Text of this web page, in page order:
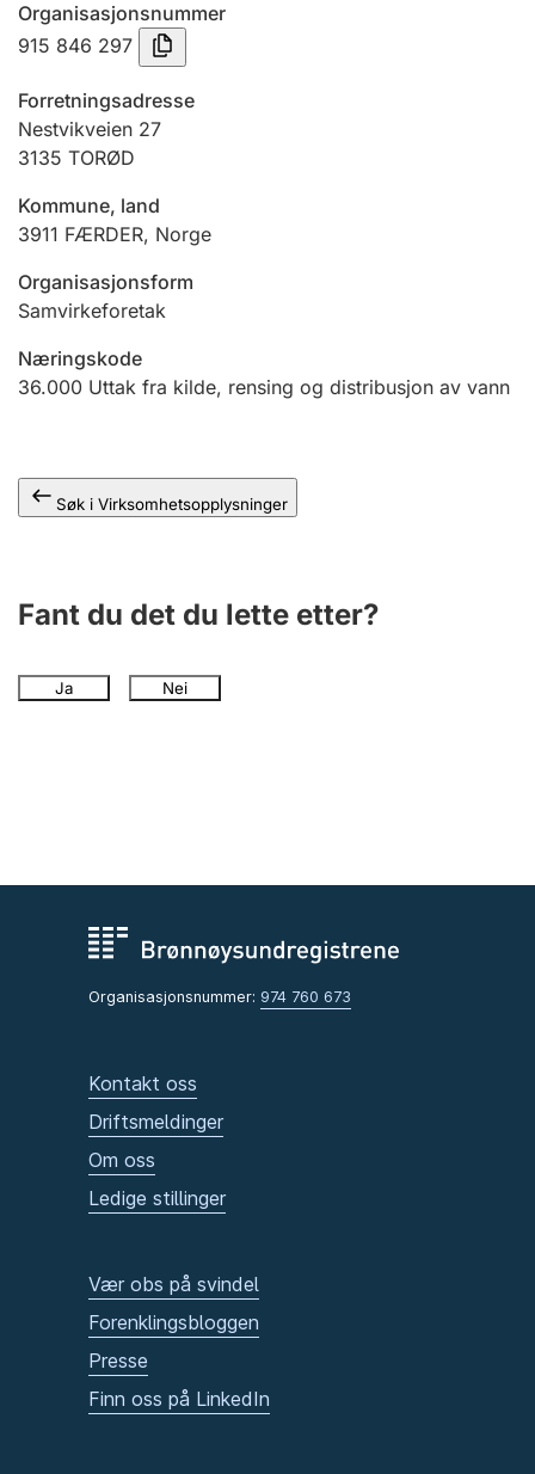
Tinglysing
Jeger
Betaling og jegeravgiftskort
Ektepaktveileder
Organisasjonsnummer
915 846 297
Forretningsadresse
Nestvikveien 27
3135 TORØD
Kommune, land
3911 FÆRDER, Norge
Organisasjonsform
Samvirkeforetak
Næringskode
36.000 Uttak fra kilde, rensing og distribusjon av vann
Søk i Virksomhetsopplysninger
Fant du det du lette etter?
Ja Nei
Organisasjonsnummer: 974 760 673
Kontakt oss
Driftsmeldinger
Om oss
Ledige stillinger
Vær obs på svindel
Forenklingsbloggen
Presse
Finn oss på LinkedIn